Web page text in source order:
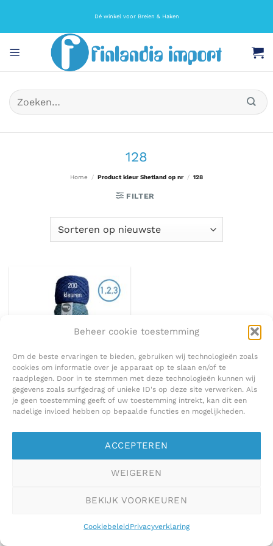
Beheer cookie toestemming
Om de beste ervaringen te bieden, gebruiken wij technologieën zoals
cookies om informatie over je apparaat op te slaan en/of te
raadplegen. Door in te stemmen met deze technologieën kunnen wij
gegevens zoals surfgedrag of unieke ID's op deze site verwerken. Als
je geen toestemming geeft of uw toestemming intrekt, kan dit een
nadelige invloed hebben op bepaalde functies en mogelijkheden.
ACCEPTEREN
WEIGEREN
BEKIJK VOORKEUREN
CookiebeleidPrivacyverklaring
Dé winkel voor Breien & Haken
Zoeken
naar:
128
Home / Product kleur Shetland op nr / 128
FILTER
Shetlandwol Finlandia op
NUMMER
7,75